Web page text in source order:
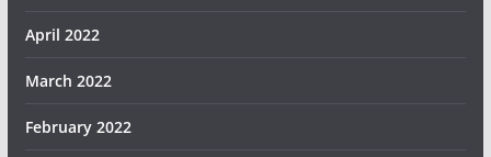
April 2022
March 2022
February 2022